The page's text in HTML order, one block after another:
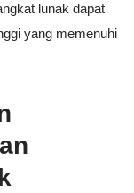
lunak dapat
yang memenuhi